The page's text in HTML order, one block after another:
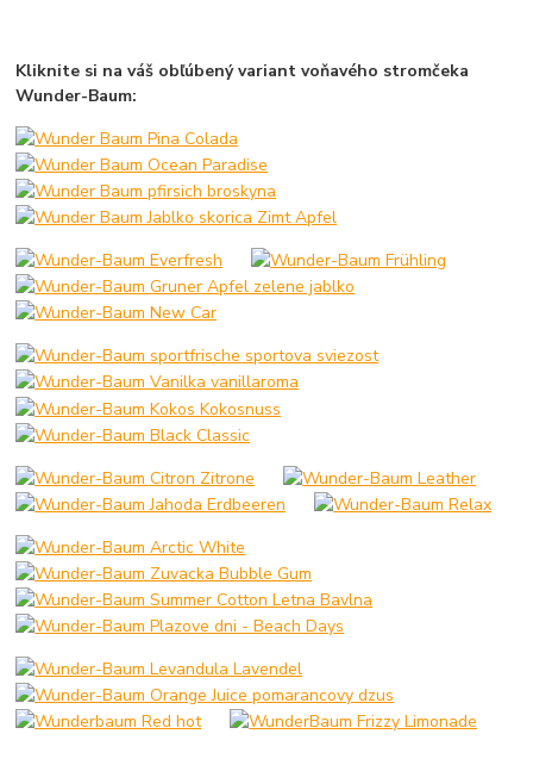
Kliknite si na váš obľúbený variant voňavého stromčeka
Wunder-Baum: